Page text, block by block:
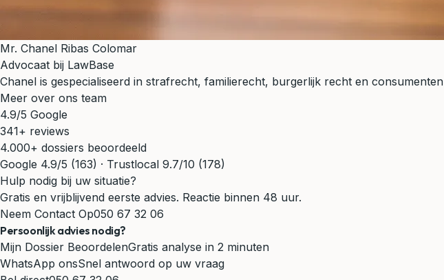
Mr. Chanel Ribas Colomar
Advocaat bij LawBase
Chanel is gespecialiseerd in strafrecht, familierecht, burgerlijk recht en
Meer over ons team
4.9/5 Google
341+ reviews
4.000+ dossiers beoordeeld
Google 4.9/5 (163) · Trustlocal 9.7/10 (178)
Hulp nodig bij uw situatie?
Gratis en vrijblijvend eerste advies. Reactie binnen 48 uur.
Neem Contact Op050 67 32 06
Persoonlijk advies nodig?
Mijn Dossier BeoordelenGratis analyse in 2 minuten
WhatsApp onsSnel antwoord op uw vraag